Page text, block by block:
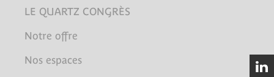
LE QUARTZ CONGRÈS
Notre offre
Nos espaces